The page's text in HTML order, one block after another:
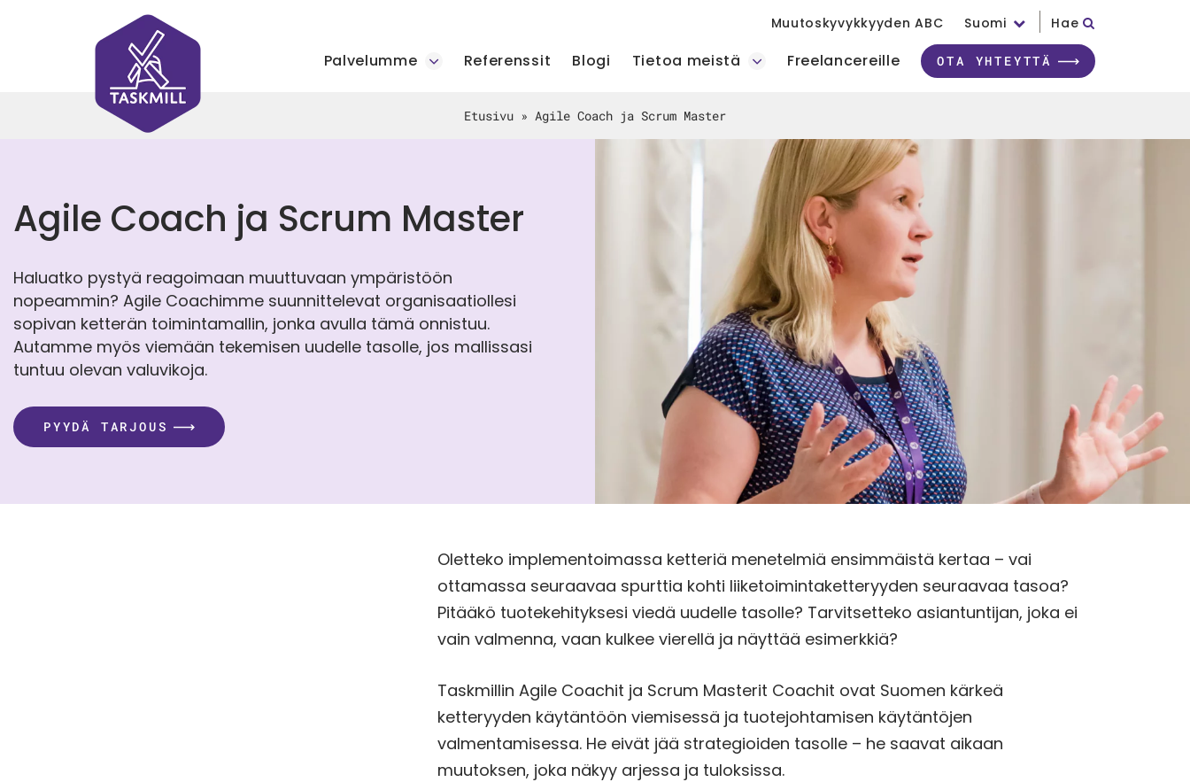
Muutoskyvykkyyden ABC Suomi Hae
Palvelumme Referenssit Blogi Tietoa meistä Freelancereille OTA YHTEYTTÄ
Etusivu» Agile Coach ja Scrum Master
Agile Coach ja Scrum Master
Haluatko pystyä reagoimaan muuttuvaan ympäristöön
nopeammin? Agile Coachimme suunnittelevat organisaatiollesi
sopivan ketterän toimintamallin, jonka avulla tämä onnistuu.
Autamme myös viemään tekemisen uudelle tasolle, jos mallissasi
tuntuu olevan valuvikoja.
PYYDÄ TARJOUS
Oletteko implementoimassa ketteriä menetelmiä ensimmäistä kertaa – vai
ottamassa seuraavaa spurttia kohti liiketoimintaketteryyden seuraavaa tasoa?
Pitääkö tuotekehityksesi viedä uudelle tasolle? Tarvitsetteko asiantuntijan, joka ei
vain valmenna, vaan kulkee vierellä ja näyttää esimerkkiä?
Taskmillin Agile Coachit ja Scrum Masterit Coachit ovat Suomen kärkeä
ketteryyden käytäntöön viemisessä ja tuotejohtamisen käytäntöjen
valmentamisessa. He eivät jää strategioiden tasolle – he saavat aikaan
muutoksen, joka näkyy arjessa ja tuloksissa.